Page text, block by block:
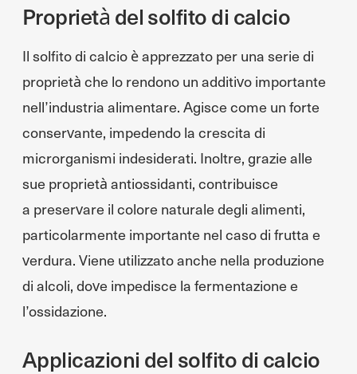
Proprietà del solfito di calcio
Il solfito di calcio è apprezzato per una serie di
proprietà che lo rendono un additivo importante
nell’industria alimentare. Agisce come un forte
conservante, impedendo la crescita di
microrganismi indesiderati. Inoltre, grazie alle
sue proprietà antiossidanti, contribuisce
a preservare il colore naturale degli alimenti,
particolarmente importante nel caso di frutta e
verdura. Viene utilizzato anche nella produzione
di alcoli, dove impedisce la fermentazione e
l’ossidazione.
Applicazioni del solfito di calcio